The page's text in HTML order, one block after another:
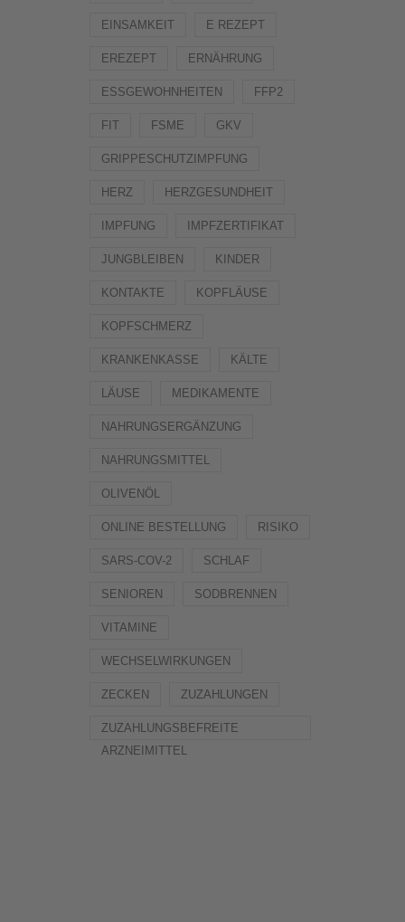
EINSAMKEIT E REZEPT
EREZEPT ERNÄHRUNG
ESSGEWOHNHEITEN FFP2
FIT FSME GKV
GRIPPESCHUTZIMPFUNG
HERZ HERZGESUNDHEIT
IMPFUNG IMPFZERTIFIKAT
JUNGBLEIBEN KINDER
KONTAKTE KOPFLÄUSE
KOPFSCHMERZ
KRANKENKASSE KÄLTE
LÄUSE MEDIKAMENTE
NAHRUNGSERGÄNZUNG
NAHRUNGSMITTEL
OLIVENÖL
ONLINE BESTELLUNG RISIKO
SARS-COV-2 SCHLAF
SENIOREN SODBRENNEN
VITAMINE
WECHSELWIRKUNGEN
ZECKEN ZUZAHLUNGEN
ZUZAHLUNGSBEFREITE
ARZNEIMITTEL